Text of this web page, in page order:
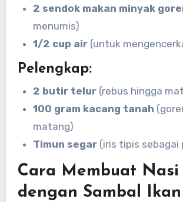
2 sendok makan minyak
menumis)
1/2 cup air(untuk
Pelengkap:
2 butir telur(rebus hingga
100 gram kacang tanah
matang)
Timun segar(iris tipis sebagai
Cara Membuat Nasi
dengan Sambal